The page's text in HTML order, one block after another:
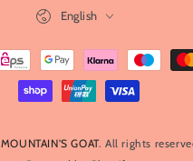
MOUNTAIN'S GOAT. All rights
English